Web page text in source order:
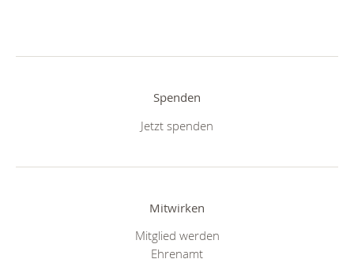
Spenden
Jetzt spenden
Mitwirken
Mitglied werden
Ehrenamt